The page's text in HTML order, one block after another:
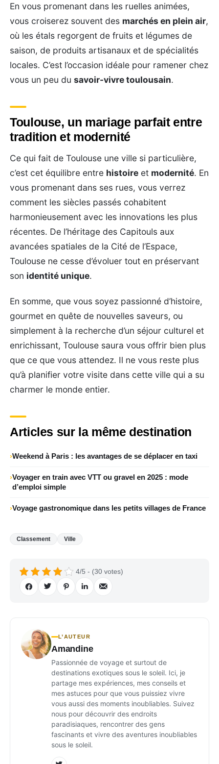
En vous promenant dans les ruelles animées,
vous croiserez souvent des marchés en plein air,
où les étals regorgent de fruits et légumes de
saison, de produits artisanaux et de spécialités
locales. C’est l’occasion idéale pour ramener chez
vous un peu du savoir-vivre toulousain.
Toulouse, un mariage parfait entre
tradition et modernité
Ce qui fait de Toulouse une ville si particulière,
c’est cet équilibre entre histoire et modernité. En
vous promenant dans ses rues, vous verrez
comment les siècles passés cohabitent
harmonieusement avec les innovations les plus
récentes. De l’héritage des Capitouls aux
avancées spatiales de la Cité de l’Espace,
Toulouse ne cesse d’évoluer tout en préservant
son identité unique.
En somme, que vous soyez passionné d’histoire,
gourmet en quête de nouvelles saveurs, ou
simplement à la recherche d’un séjour culturel et
enrichissant, Toulouse saura vous offrir bien plus
que ce que vous attendez. Il ne vous reste plus
qu’à planifier votre visite dans cette ville qui a su
charmer le monde entier.
Articles sur la même destination
Weekend à Paris : les avantages de se déplacer en taxi
Voyager en train avec VTT ou gravel en 2025 : mode
d’emploi simple
Voyage gastronomique dans les petits villages de France
Classement Ville
4/5 - (30 votes)
L’AUTEUR
Amandine
Passionnée de voyage et surtout de
destinations exotiques sous le soleil. Ici, je
partage mes expériences, mes conseils et
mes astuces pour que vous puissiez vivre
vous aussi des moments inoubliables. Suivez
nous pour découvrir des endroits
paradisiaques, rencontrer des gens
fascinants et vivre des aventures inoubliables
sous le soleil.